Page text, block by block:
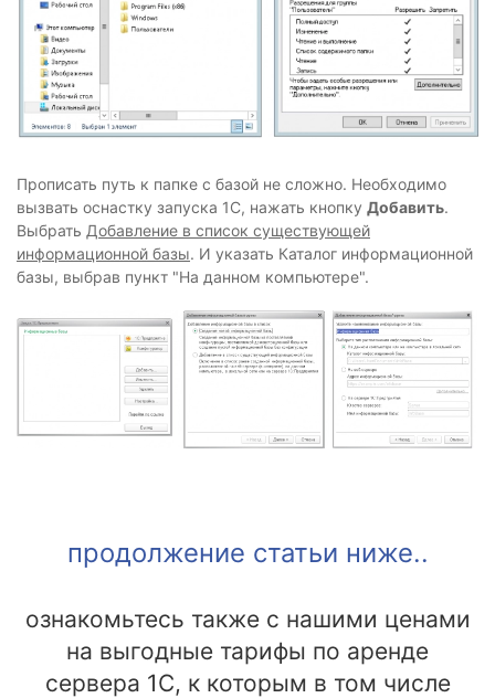
Прописать путь к папке с базой не сложно. Необходимо
вызвать оснастку запуска 1С, нажать кнопку Добавить.
Выбрать Добавление в список существующей
информационной базы. И указать Каталог информационной
базы, выбрав пункт "На данном компьютере".
продолжение статьи ниже..
ознакомьтесь также с нашими ценами
на выгодные тарифы по аренде
сервера 1С, к которым в том числе